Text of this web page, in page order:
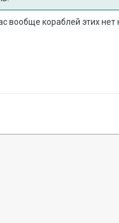
вообще кораблей этих нет